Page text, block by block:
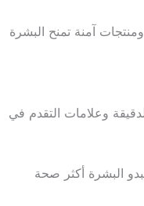
آمنة تمنح البشرة
وعلامات التقدم في
البشرة أكثر صحة